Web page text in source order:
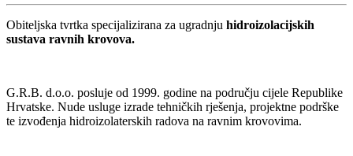
Obiteljska tvrtka specijalizirana za ugradnju hidroizolacijskih
sustava ravnih krovova.
G.R.B. d.o.o. posluje od 1999. godine na području cijele Republike
Hrvatske. Nude usluge izrade tehničkih rješenja, projektne podrške
te izvođenja hidroizolaterskih radova na ravnim krovovima.